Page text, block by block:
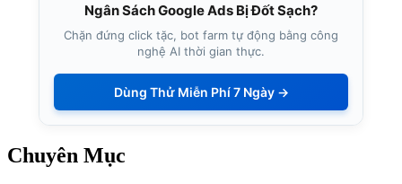
Ngân Sách Google Ads Bị Đốt Sạch?
Chặn đứng click tặc, bot farm tự động bằng công
nghệ AI thời gian thực.
Dùng Thử Miễn Phí 7 Ngày →
Chuyên Mục